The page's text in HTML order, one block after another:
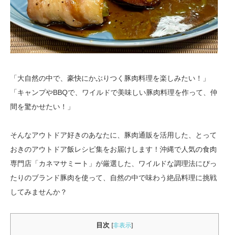
「大自然の中で、豪快にかぶりつく豚肉料理を楽しみたい！」
「キャンプやBBQで、ワイルドで美味しい豚肉料理を作って、仲
間を驚かせたい！」
そんなアウトドア好きのあなたに、豚肉通販を活用した、とって
おきのアウトドア飯レシピ集をお届けします！沖縄で人気の食肉
専門店「カネマサミート」が厳選した、ワイルドな調理法にぴっ
たりのブランド豚肉を使って、自然の中で味わう絶品料理に挑戦
してみませんか？
目次 [非表示]